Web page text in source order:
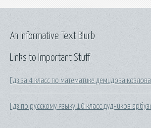
Links to Important Stuff
Гдз за 4 класс по математике демидова
Гдз по русскому языку 10 класс дудников
An Informative Text Blurb